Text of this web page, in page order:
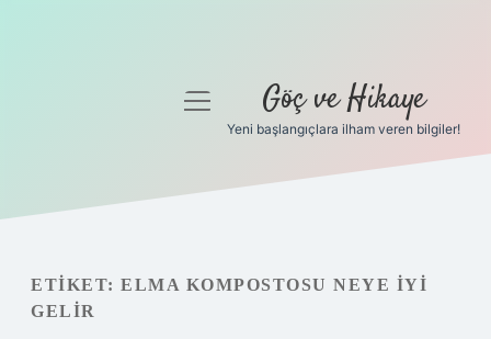
Gizlilik Politikası
Hakkımızda
menüyü
Göç ve Hikaye
Yeni başlangıçlara ilham veren bilgiler!
ETIKET: ELMA KOMPOSTOSU NEYE IYI
GELIR